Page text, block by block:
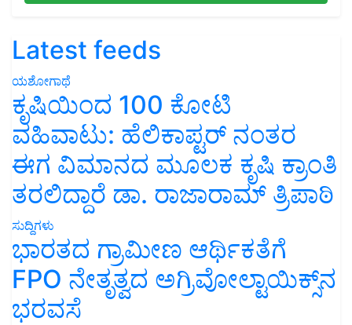
Latest feeds
ಯಶೋಗಾಥೆ
ಕೃಷಿಯಿಂದ 100 ಕೋಟಿ
ವಹಿವಾಟು: ಹೆಲಿಕಾಪ್ಟರ್ ನಂತರ
ಈಗ ವಿಮಾನದ ಮೂಲಕ ಕೃಷಿ ಕ್ರಾಂತಿ
ತರಲಿದ್ದಾರೆ ಡಾ. ರಾಜಾರಾಮ್ ತ್ರಿಪಾಠಿ
ಸುದ್ದಿಗಳು
ಭಾರತದ ಗ್ರಾಮೀಣ ಆರ್ಥಿಕತೆಗೆ
FPO ನೇತೃತ್ವದ ಅಗ್ರಿವೋಲ್ಟಾಯಿಕ್ಸ್‌ನ
ಭರವಸೆ